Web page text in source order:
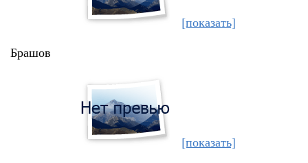
[показать]
Брашов
[показать]